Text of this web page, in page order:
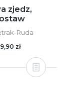
zjedz,
Ruda
zł